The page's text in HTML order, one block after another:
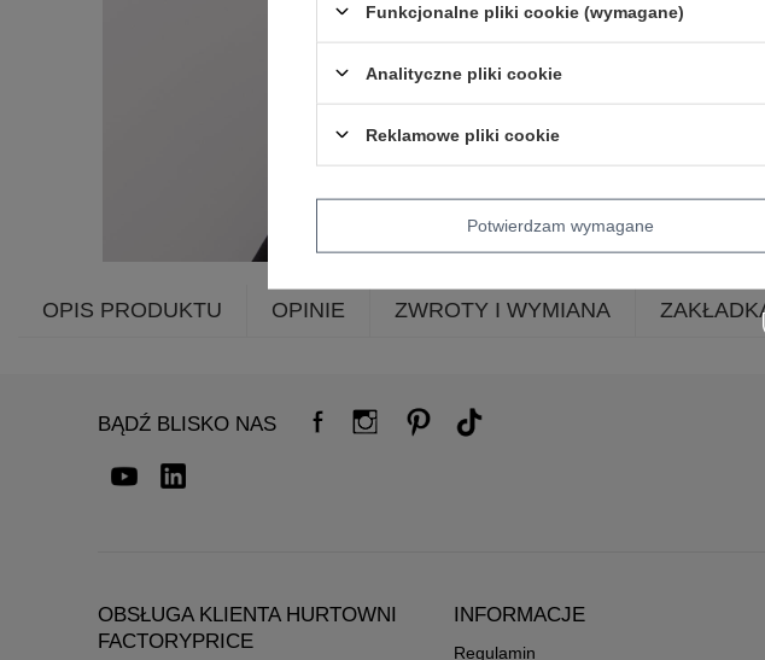
OPIS PRODUKTU OPINIE ZWROTY I WYMIANA
BĄDŹ BLISKO NAS
OBSŁUGA KLIENTA HURTOWNI
FACTORYPRICE
INFORMACJE
Regulamin
Funkcjonalne pliki cookie (wymagane)
Analityczne pliki cookie
Reklamowe pliki cookie
Potwierdzam wymagane